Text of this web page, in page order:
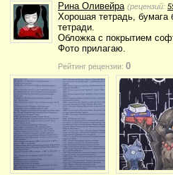
Рина Оливейра (рецензий:
Хорошая тетрадь, бумага
тетради.
Обложка с покрытием
Фото прилагаю.
Рейтинг рецензии: 0